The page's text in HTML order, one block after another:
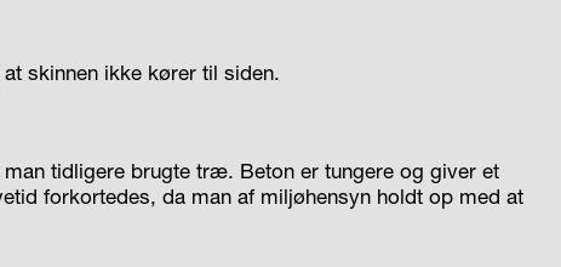
skinnen ikke kører til siden.
tidligere brugte træ. Beton er tungere og giver et
forkortedes, da man af miljøhensyn holdt op med at